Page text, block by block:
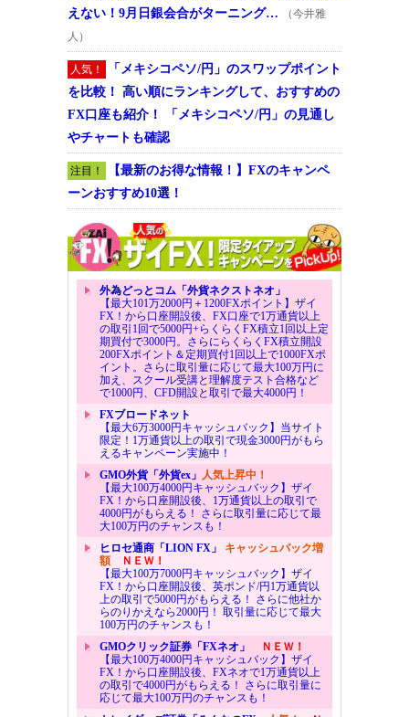
えない！9月日銀会合がターニング…
（今井雅
人）
人気！
「メキシコペソ/円」のスワップポイント
を比較！ 高い順にランキングして、おすすめの
FX口座も紹介！ 「メキシコペソ/円」の見通し
やチャートも確認
注目！
【最新のお得な情報！】FXのキャンペ
ーンおすすめ10選！
外為どっとコム「外貨ネクストネオ」
【最大101万2000円＋1200FXポイント】ザイ
FX！から口座開設後、FX口座で1万通貨以上
の取引1回で5000円+らくらくFX積立1回以上定
期買付で3000円。さらにらくらくFX積立開設
200FXポイント＆定期買付1回以上で1000FXポ
イント。さらに取引量に応じて最大100万円に
加え、スクール受講と理解度テスト合格など
で1000円、CFD開設と取引で最大4000円！
FXブロードネット
【最大6万3000円キャッシュバック】当サイト
限定！1万通貨以上の取引で現金3000円がもら
えるキャンペーン実施中！
GMO外貨「外貨ex」 人気上昇中！
【最大100万4000円キャッシュバック】ザイ
FX！から口座開設後、1万通貨以上の取引で
4000円がもらえる！ さらに取引量に応じて最
大100万円のチャンスも！
ヒロセ通商「LION FX」 キャッシュバック増
額ＮＥＷ！
【最大100万7000円キャッシュバック】ザイ
FX！から口座開設後、英ポンド/円1万通貨以
上の取引で5000円がもらえる！ さらに他社か
らのりかえなら2000円！ 取引量に応じて最大
100万円のチャンスも！
GMOクリック証券「FXネオ」
ＮＥＷ！
【最大100万4000円キャッシュバック】ザイ
FX！から口座開設後、FXネオで1万通貨以上
の取引で4000円がもらえる！ さらに取引量に
応じて最大100万円のチャンスも！